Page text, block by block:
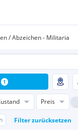
/ Abzeichen - Militaria
Preis
Filter zurücksetzen
1